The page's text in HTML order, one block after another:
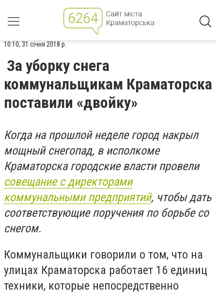
10:10, 31 січня 2018 р.
За уборку снега
коммунальщикам Краматорска
поставили «двойку»
Когда на прошлой неделе город накрыл
мощный снегопад, в исполкоме
Краматорска городские власти провели
совещание с директорами
коммунальными предприятий, чтобы дать
соответствующие поручения по борьбе со
снегом.
Коммунальщики говорили о том, что на
улицах Краматорска работает 16 единиц
техники, которые непосредственно